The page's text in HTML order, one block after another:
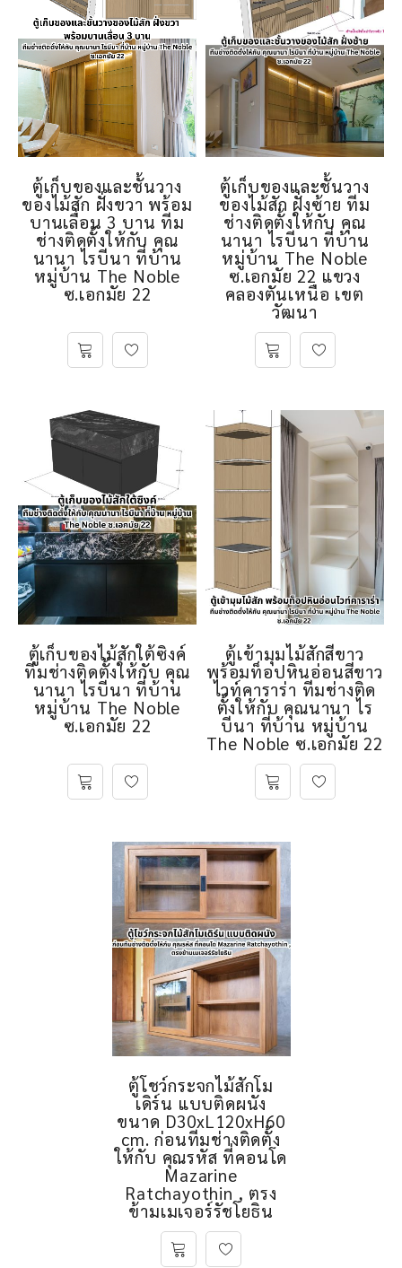
ตู้เก็บของและชั้นวาง
ของไม้สัก ฝั่งขวา พร้อม
บานเลื่อน 3 บาน ทีม
ช่างติดตั้งให้กับ คุณ
นานา ไรบีนา ที่บ้าน
หมู่บ้าน The Noble
ซ.เอกมัย 22
ตู้เก็บของและชั้นวาง
ของไม้สัก ฝั่งซ้าย ทีม
ช่างติดตั้งให้กับ คุณ
นานา ไรบีนา ที่บ้าน
หมู่บ้าน The Noble
ซ.เอกมัย 22 แขวง
คลองตันเหนือ เขต
วัฒนา
ตู้เก็บของไม้สักใต้ซิงค์
ทีมช่างติดตั้งให้กับ คุณ
นานา ไรบีนา ที่บ้าน
หมู่บ้าน The Noble
ซ.เอกมัย 22
ตู้เข้ามุมไม้สักสีขาว
พร้อมท็อปหินอ่อนสีขาว
ไวท์คาราร่า ทีมช่างติด
ตั้งให้กับ คุณนานา ไร
บีนา ที่บ้าน หมู่บ้าน
The Noble ซ.เอกมัย 22
ตู้โชว์กระจกไม้สักโม
เดิร์น แบบติดผนัง
ขนาด D30xL120xH60
cm. ก่อนทีมช่างติดตั้ง
ให้กับ คุณรหัส ที่คอนโด
Mazarine
Ratchayothin , ตรง
ข้ามเมเจอร์รัชโยธิน